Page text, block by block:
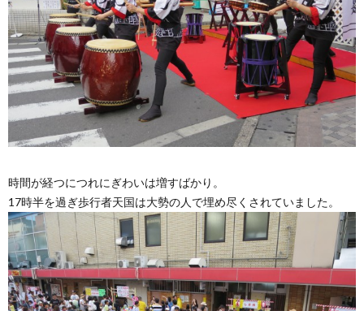
時間が経つにつれにぎわいは増すばかり。
17時半を過ぎ歩行者天国は大勢の人で埋め尽くされていました。